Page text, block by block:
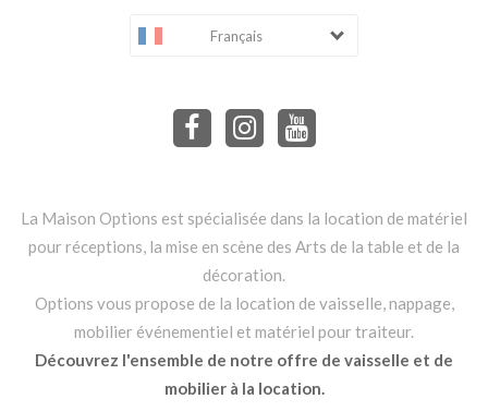
Français
La Maison Options est spécialisée dans la location de matériel
pour réceptions, la mise en scène des Arts de la table et de la
décoration.
Options vous propose de la location de vaisselle, nappage,
mobilier événementiel et matériel pour traiteur.
Découvrez l'ensemble de notre offre de vaisselle et de
mobilier à la location.